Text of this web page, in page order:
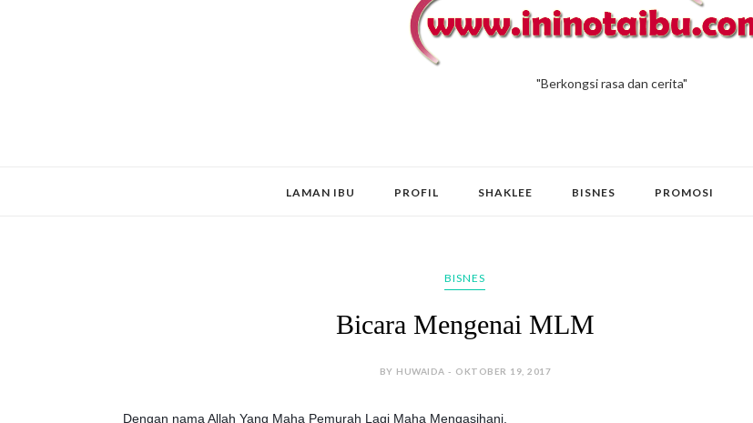
"Berkongsi rasa dan cerita"
LAMAN IBU PROFIL SHAKLEE BISNES PROMOSI
BISNES
Bicara Mengenai MLM
BY HUWAIDA - OKTOBER 19, 2017
Dengan nama Allah Yang Maha Pemurah Lagi Maha Mengasihani.